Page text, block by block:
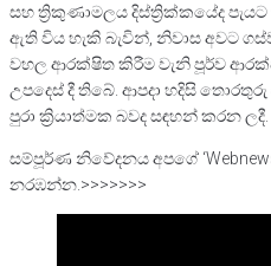
සහ ත්‍රිකුණාමලය දිස්ත්‍රික්කයේද
ඇති විය හැකි බැවින්, නිවාස අවට
වහල ආරක්ෂිත කිරීම වැනි පූර්ව
උපදෙස් දී තිබේ. ආපදා හදිසි තොරතුරු
පුරා ක්‍රියාත්මක බවද සඳහන් කරන ලදී.
සම්පූර්ණ නිවේදනය අපගේ
නරඹන්න.>>>>>>>